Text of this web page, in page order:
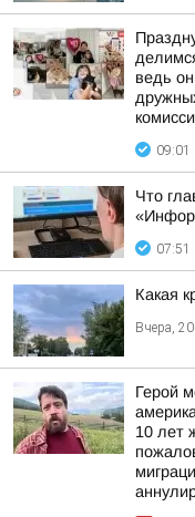
ведь
09:01
Что
07:51
Какая
Вчера,
Герой
10 лет